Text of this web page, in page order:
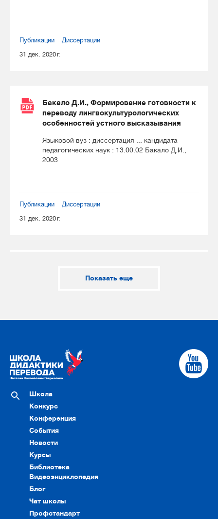
Публикации
Диссертации
31 дек. 2020 г.
Бакало Д.И., Формирование готовности к
переводу лингвокультурологических
особенностей устного высказывания
Языковой вуз : диссертация ... кандидата
педагогических наук : 13.00.02 Бакало Д.И.,
2003
Публикации
Диссертации
31 дек. 2020 г.
Показать еще
Школа
Конкурс
Конференция
События
Новости
Курсы
Библиотека
Видеоэнциклопедия
Блог
Чат школы
Профстандарт